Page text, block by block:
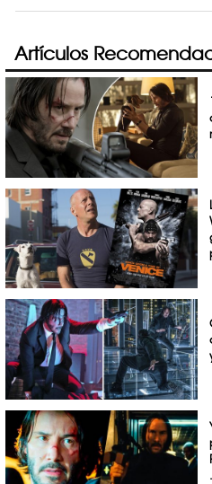
Artículos